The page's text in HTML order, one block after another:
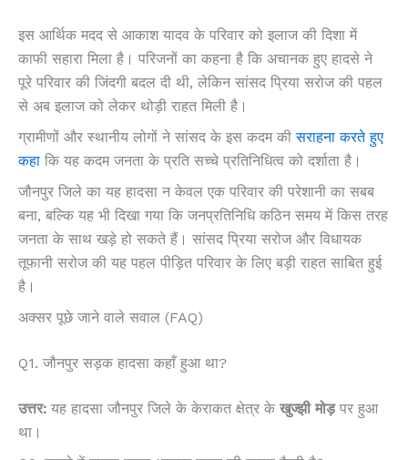
इस आर्थिक मदद से आकाश यादव के परिवार को इलाज की दिशा में
काफी सहारा मिला है। परिजनों का कहना है कि अचानक हुए हादसे ने
पूरे परिवार की जिंदगी बदल दी थी, लेकिन सांसद प्रिया सरोज की पहल
से अब इलाज को लेकर थोड़ी राहत मिली है।
ग्रामीणों और स्थानीय लोगों ने सांसद के इस कदम कीसराहना करते हुए
कहा कि यह कदम जनता के प्रति सच्चे प्रतिनिधित्व को दर्शाता है।
जौनपुर जिले का यह हादसा न केवल एक परिवार की परेशानी का सबब
बना, बल्कि यह भी दिखा गया कि जनप्रतिनिधि कठिन समय में किस तरह
जनता के साथ खड़े हो सकते हैं। सांसद प्रिया सरोज और विधायक
तूफानी सरोज की यह पहल पीड़ित परिवार के लिए बड़ी राहत साबित हुई
है।
अक्सर पूछे जाने वाले सवाल (FAQ)
Q1. जौनपुर सड़क हादसा कहाँ हुआ था?
उत्तर: यह हादसा जौनपुर जिले के केराकत क्षेत्र के खुज्झी मोड़पर हुआ
था।